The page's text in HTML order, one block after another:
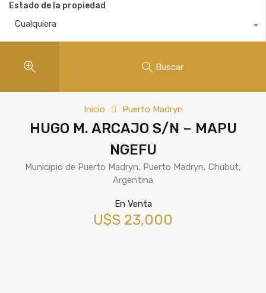
Estado de la propiedad
Cualquiera
Buscar
Inicio Puerto Madryn
HUGO M. ARCAJO S/N – MAPU
NGEFU
Municipio de Puerto Madryn, Puerto Madryn, Chubut,
Argentina
En Venta
U$S 23,000